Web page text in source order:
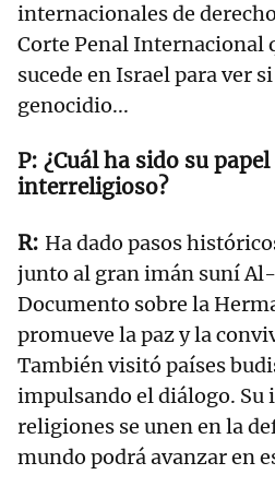
internacionales de
Corte Penal Internacional
sucede en Israel para ver
genocidio...
¿Cuál ha sido su
interreligioso?
Ha dado pasos
junto al gran imán suní
Documento sobre la
promueve la paz y la
También visitó países
impulsando el diálogo. Su
religiones se unen en la
mundo podrá avanzar en